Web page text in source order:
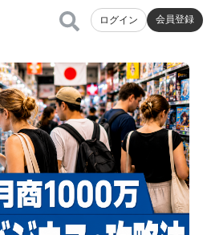
ログイン 会員登録